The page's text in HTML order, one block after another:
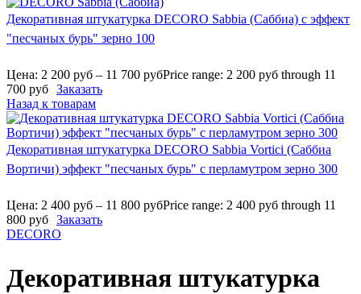
Декоративная штукатурка DECORO Sabbia (Саббиа) с эффект
"песчаных бурь" зерно 100
Цена: 2 200 руб – 11 700 рубPrice range: 2 200 руб through 11
700 руб Заказать
Назад к товарам
Декоративная штукатурка DECORO Sabbia Vortici (Саббиа
Вортичи) эффект "песчаных бурь" с перламутром зерно 300
Цена: 2 400 руб – 11 800 рубPrice range: 2 400 руб through 11
800 руб Заказать
DECORO
Декоративная штукатурка